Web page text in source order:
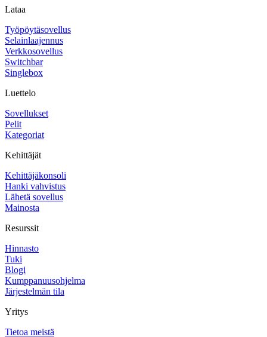
Lataa
Työpöytäsovellus
Selainlaajennus
Verkkosovellus
Switchbar
Singlebox
Luettelo
Sovellukset
Pelit
Kategoriat
Kehittäjät
Kehittäjäkonsoli
Hanki vahvistus
Lähetä sovellus
Mainosta
Resurssit
Hinnasto
Tuki
Blogi
Kumppanuusohjelma
Järjestelmän tila
Yritys
Tietoa meistä